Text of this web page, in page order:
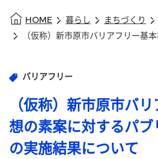
HOME 暮らし まちづくり
バリアフリー
（仮称）新市原市バ
想の素案に対するパ
の実施結果について